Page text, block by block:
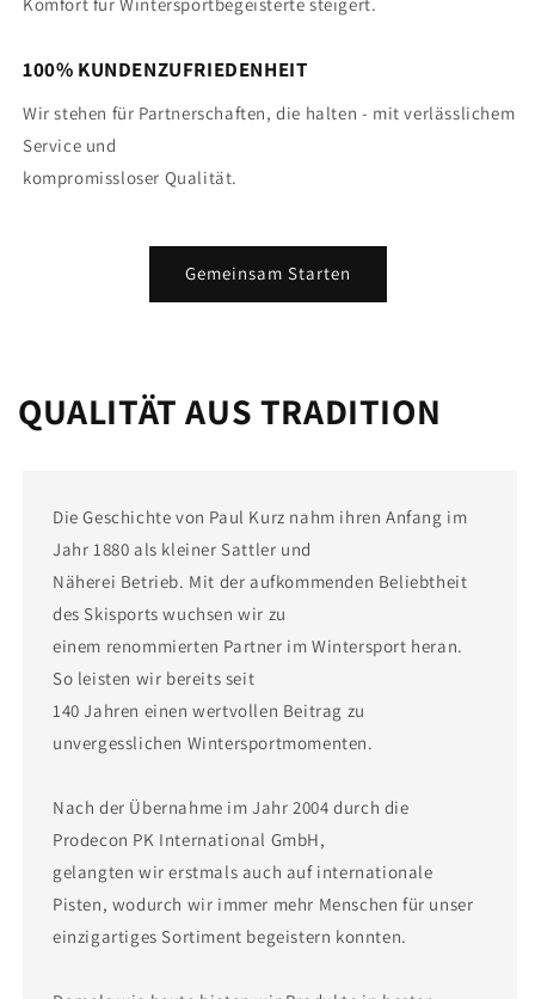
100% KUNDENZUFRIEDENHEIT
Wir stehen für Partnerschaften, die halten - mit verlässlichem
Service und
kompromissloser Qualität.
Gemeinsam Starten
QUALITÄT AUS TRADITION
Die Geschichte von Paul Kurz nahm ihren Anfang im
Jahr 1880 als kleiner Sattler und
Näherei Betrieb. Mit der aufkommenden Beliebtheit
des Skisports wuchsen wir zu
einem renommierten Partner im Wintersport heran.
So leisten wir bereits seit
140 Jahren einen wertvollen Beitrag zu
unvergesslichen Wintersportmomenten.
Nach der Übernahme im Jahr 2004 durch die
Prodecon PK International GmbH,
gelangten wir erstmals auch auf internationale
Pisten, wodurch wir immer mehr Menschen für unser
einzigartiges Sortiment begeistern konnten.